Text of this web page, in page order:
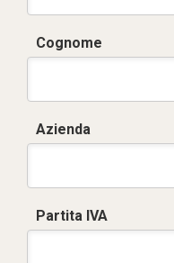
Cognome
Azienda
Partita IVA